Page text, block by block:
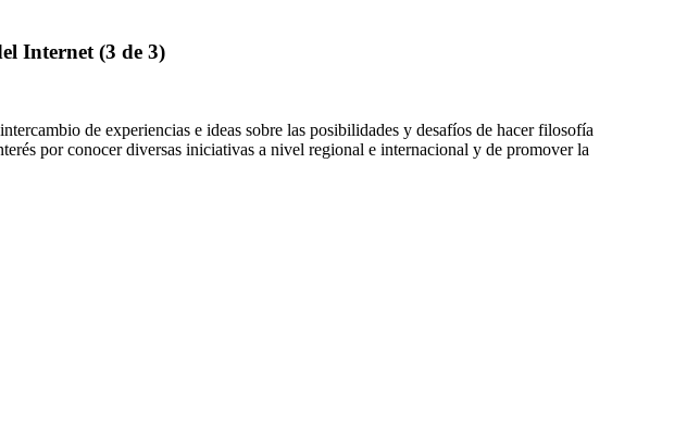
Internet (3 de 3)
de experiencias e ideas sobre las posibilidades y desafíos de hacer filosofía
por conocer diversas iniciativas a nivel regional e internacional y de promover la